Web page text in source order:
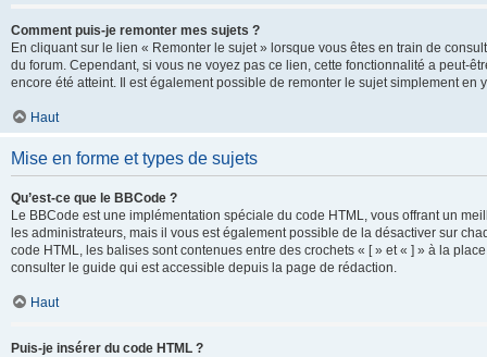
Comment puis-je remonter mes sujets ?
En cliquant sur le lien « Remonter le sujet » lorsque vous êtes en train de
du forum. Cependant, si vous ne voyez pas ce lien, cette fonctionnalité a peut-
encore été atteint. Il est également possible de remonter le sujet simplement
Haut
Mise en forme et types de sujets
Qu’est-ce que le BBCode ?
Le BBCode est une implémentation spéciale du code HTML, vous offrant un
les administrateurs, mais il vous est également possible de la désactiver sur
code HTML, les balises sont contenues entre des crochets « [ » et « ] » à la
consulter le guide qui est accessible depuis la page de rédaction.
Haut
Puis-je insérer du code HTML ?